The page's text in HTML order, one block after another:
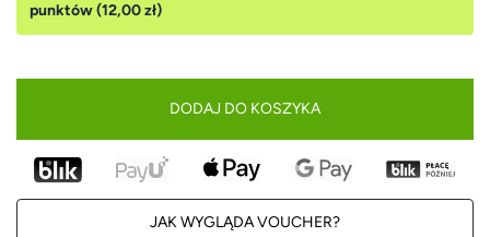
punktów (12,00 zł)
DODAJ DO KOSZYKA
JAK WYGLĄDA VOUCHER?